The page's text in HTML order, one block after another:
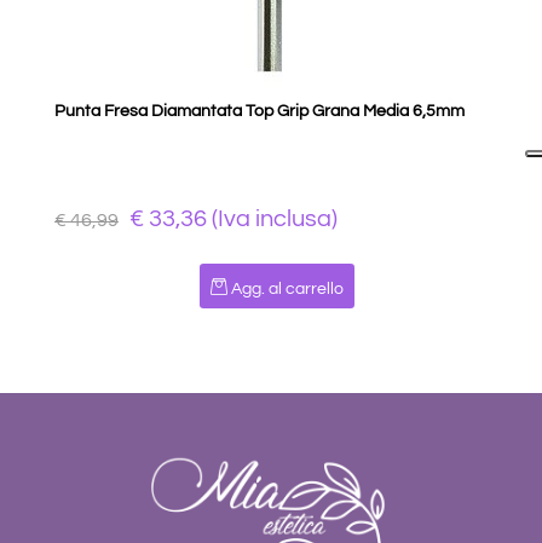
Punta Fresa Diamantata Top Grip Grana Media 6,5mm
€ 46,99 € 33,36 (Iva inclusa)
Quantità
Agg. al carrello